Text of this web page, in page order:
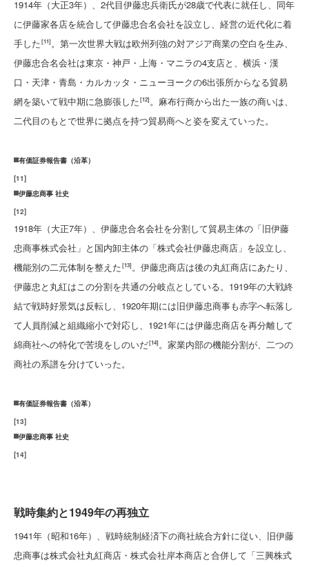
1914年（大正3年）、2代目伊藤忠兵衛氏が28歳で代表に就任し、同年
に伊藤家各店を統合して伊藤忠合名会社を設立し、経営の近代化に着
手した[11]。第一次世界大戦は欧州列強の対アジア商業の空白を生み、
伊藤忠合名会社は東京・神戸・上海・マニラの4支店と、横浜・漢
口・天津・青島・カルカッタ・ニューヨークの6出張所からなる貿易
網を築いて戦中期に急膨張した[12]。麻布行商から出た一族の商いは、
二代目のもとで世界に拠点を持つ貿易商へと姿を変えていった。
有価証券報告書（沿革）
[11]
伊藤忠商事 社史
[12]
1918年（大正7年）、伊藤忠合名会社を分割して貿易主体の「旧伊藤
忠商事株式会社」と国内卸主体の「株式会社伊藤忠商店」を設立し、
機能別の二元体制を整えた[13]。伊藤忠商店は後の丸紅商店にあたり、
伊藤忠と丸紅はこの分割を共通の分岐点としている。1919年の大戦終
結で戦時好景気は反転し、1920年期には旧伊藤忠商事も赤字へ転落し
て人員削減と組織縮小で対応し、1921年には伊藤忠商店を再分離して
綿商社への特化で苦境をしのいだ[14]。家業内部の機能分割が、二つの
商社の系譜を分けていった。
有価証券報告書（沿革）
[13]
伊藤忠商事 社史
[14]
戦時集約と1949年の再独立
1941年（昭和16年）、戦時統制経済下の商社統合方針に従い、旧伊藤
忠商事は株式会社丸紅商店・株式会社岸本商店と合併して「三興株式